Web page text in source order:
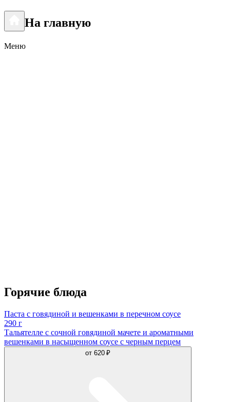
На главную
Меню
Горячие блюда
Паста с говядиной и вешенками в перечном соусе
290 г
Тальятелле с сочной говядиной мачете и ароматными
вешенками в насыщенном соусе с черным перцем
от 620 ₽